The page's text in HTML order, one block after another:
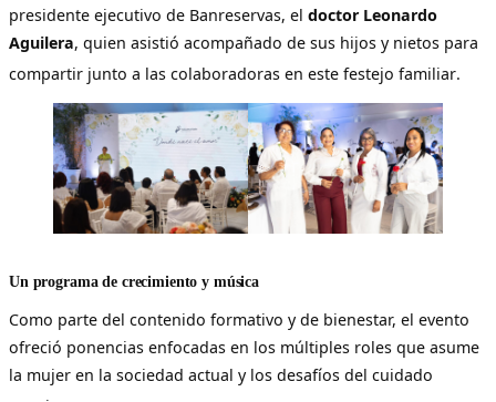
presidente ejecutivo de Banreservas, el doctor Leonardo
Aguilera, quien asistió acompañado de sus hijos y nietos para
compartir junto a las colaboradoras en este festejo familiar.
Un programa de crecimiento y música
Como parte del contenido formativo y de bienestar, el evento
ofreció ponencias enfocadas en los múltiples roles que asume
la mujer en la sociedad actual y los desafíos del cuidado